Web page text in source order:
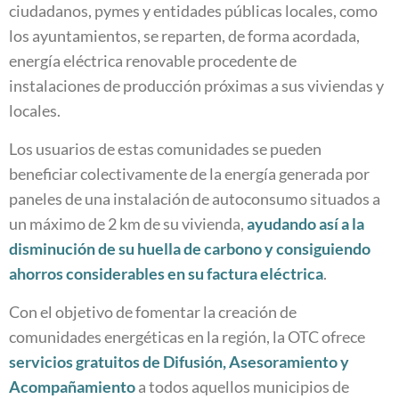
ciudadanos, pymes y entidades públicas locales, como
los ayuntamientos, se reparten, de forma acordada,
energía eléctrica renovable procedente de
instalaciones de producción próximas a sus viviendas y
locales.
Los usuarios de estas comunidades se pueden
beneficiar colectivamente de la energía generada por
paneles de una instalación de autoconsumo situados a
un máximo de 2 km de su vivienda,ayudando así a la
disminución de su huella de carbono y consiguiendo
ahorros considerables en su factura eléctrica.
Con el objetivo de fomentar la creación de
comunidades energéticas en la región, la OTC ofrece
servicios gratuitos de Difusión, Asesoramiento y
Acompañamientoa todos aquellos municipios de